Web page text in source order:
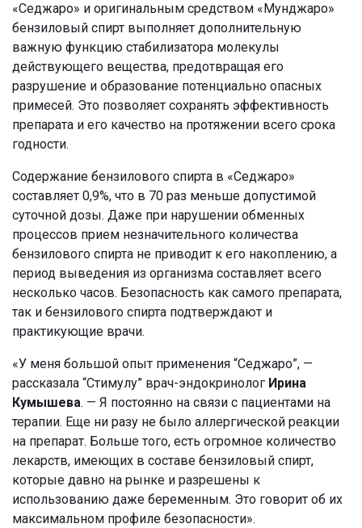
«Седжаро» и оригинальным средством «Мунджаро»
бензиловый спирт выполняет дополнительную
важную функцию стабилизатора молекулы
действующего вещества, предотвращая его
разрушение и образование потенциально опасных
примесей. Это позволяет сохранять эффективность
препарата и его качество на протяжении всего срока
годности.
Содержание бензилового спирта в «Седжаро»
составляет 0,9%, что в 70 раз меньше допустимой
суточной дозы. Даже при нарушении обменных
процессов прием незначительного количества
бензилового спирта не приводит к его накоплению, а
период выведения из организма составляет всего
несколько часов. Безопасность как самого препарата,
так и бензилового спирта подтверждают и
практикующие врачи.
«У меня большой опыт применения “Седжаро”, —
рассказала “Стимулу” врач-эндокринолог Ирина
Кумышева. — Я постоянно на связи с пациентами на
терапии. Еще ни разу не было аллергической реакции
на препарат. Больше того, есть огромное количество
лекарств, имеющих в составе бензиловый спирт,
которые давно на рынке и разрешены к
использованию даже беременным. Это говорит об их
максимальном профиле безопасности».